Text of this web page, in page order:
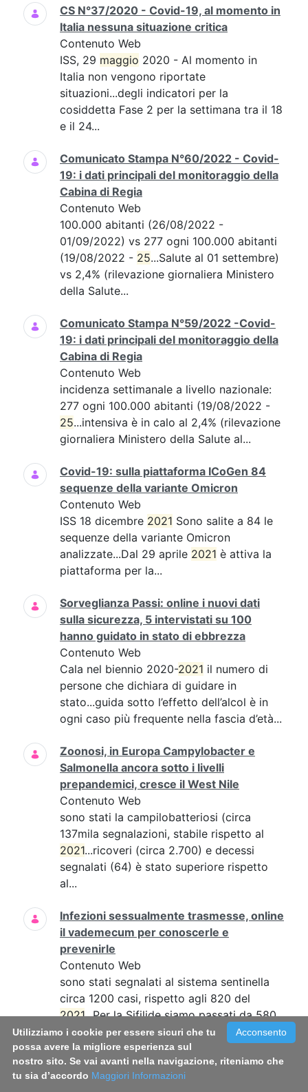
CS N°37/2020 - Covid-19, al momento in
Italia nessuna situazione critica
Contenuto Web
ISS, 29 maggio 2020 - Al momento in
Italia non vengono riportate
situazioni...degli indicatori per la
cosiddetta Fase 2 per la settimana tra il 18
e il 24...
Comunicato Stampa N°60/2022 - Covid-
19: i dati principali del monitoraggio della
Cabina di Regia
Contenuto Web
100.000 abitanti (26/08/2022 -
01/09/2022) vs 277 ogni 100.000 abitanti
(19/08/2022 - 25...Salute al 01 settembre)
vs 2,4% (rilevazione giornaliera Ministero
della Salute...
Comunicato Stampa N°59/2022 -Covid-
19: i dati principali del monitoraggio della
Cabina di Regia
Contenuto Web
incidenza settimanale a livello nazionale:
277 ogni 100.000 abitanti (19/08/2022 -
25...intensiva è in calo al 2,4% (rilevazione
giornaliera Ministero della Salute al...
Covid-19: sulla piattaforma ICoGen 84
sequenze della variante Omicron
Contenuto Web
ISS 18 dicembre 2021 Sono salite a 84 le
sequenze della variante Omicron
analizzate...Dal 29 aprile 2021 è attiva la
piattaforma per la...
Sorveglianza Passi: online i nuovi dati
sulla sicurezza, 5 intervistati su 100
hanno guidato in stato di ebbrezza
Contenuto Web
Cala nel biennio 2020-2021 il numero di
persone che dichiara di guidare in
stato...guida sotto l’effetto dell’alcol è in
ogni caso più frequente nella fascia d’età...
Zoonosi, in Europa Campylobacter e
Salmonella ancora sotto i livelli
prepandemici, cresce il West Nile
Contenuto Web
sono stati la campilobatteriosi (circa
137mila segnalazioni, stabile rispetto al
2021...ricoveri (circa 2.700) e decessi
segnalati (64) è stato superiore rispetto
al...
Infezioni sessualmente trasmesse, online
il vademecum per conoscerle e
prevenirle
Contenuto Web
sono stati segnalati al sistema sentinella
circa 1200 casi, rispetto agli 820 del
2021...Per la Sifilide siamo passati da 580
casi del 2021a 700,...
Dagli ambienti ai capi da provare, come
sanificare i negozi
Acconsento
Utilizziamo i cookie per essere sicuri che tu
possa avere la migliore esperienza sul
nostro sito. Se vai avanti nella navigazione, riteniamo che
tu sia d’accordo Maggiori Informazioni